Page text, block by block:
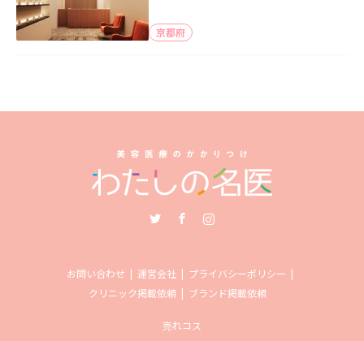
京都府
お問い合わせ 運営会社
プライバシーポリシー
クリニック掲載依頼
ブランド掲載依頼
売れコス